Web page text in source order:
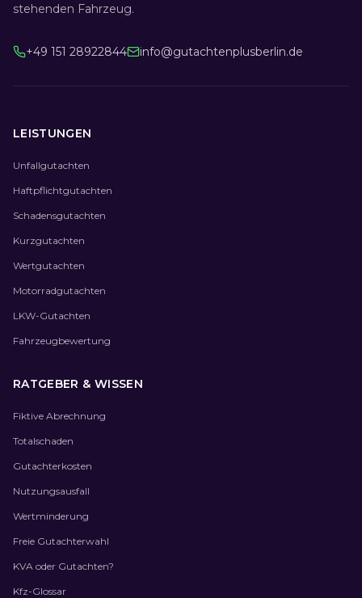
stehenden Fahrzeug.
+49 151 28922844 info@gutachtenplusberlin.de
LEISTUNGEN
Unfallgutachten
Haftpflichtgutachten
Schadensgutachten
Kurzgutachten
Wertgutachten
Motorradgutachten
LKW-Gutachten
Fahrzeugbewertung
RATGEBER & WISSEN
Fiktive Abrechnung
Totalschaden
Gutachterkosten
Nutzungsausfall
Wertminderung
Freie Gutachterwahl
KVA oder Gutachten?
Kfz-Glossar